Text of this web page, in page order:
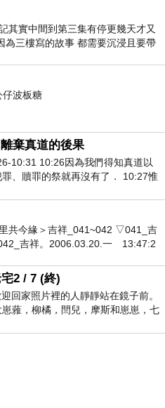
其實中間到第三集有停更幾天才又
為三樓寫的故事 都需要沉浸且要帶
仔波板糖
棄真道的後果
10:31 10:26因為我們得知真道以
、贖罪的祭就再沒有了． 10:27惟
和那燒滅眾敵人的烈火
共今緣＞吉祥_041~042 ▽041_吉
吉祥。2006.03.20.一 13:47:2
2 / 7 (終)
回家照片裡的人靜靜站在鏡子前。
蕥，柳橘，閆兒，摩斯和崽崽，七
站在鏡框之外，如同